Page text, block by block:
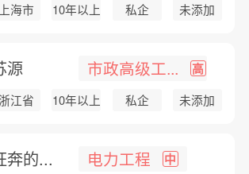
上海市 10年以上 私企 未添加
源 市政高级工... 高
浙江省 10年以上 私企 未添加
奔的... 电力工程 中